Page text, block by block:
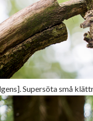
Supersöta små